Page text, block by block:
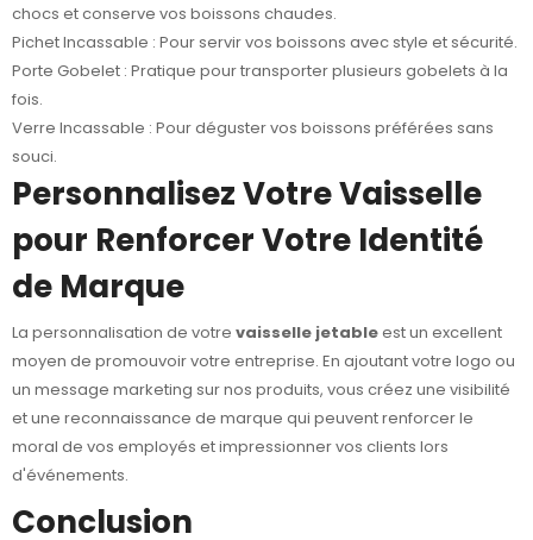
chocs et conserve vos boissons chaudes.
Pichet Incassable : Pour servir vos boissons avec style et sécurité.
Porte Gobelet : Pratique pour transporter plusieurs gobelets à la
fois.
Verre Incassable : Pour déguster vos boissons préférées sans
souci.
Personnalisez Votre Vaisselle
pour Renforcer Votre Identité
de Marque
La personnalisation de votre vaisselle jetableest un excellent
moyen de promouvoir votre entreprise. En ajoutant votre logo ou
un message marketing sur nos produits, vous créez une visibilité
et une reconnaissance de marque qui peuvent renforcer le
moral de vos employés et impressionner vos clients lors
d'événements.
Conclusion